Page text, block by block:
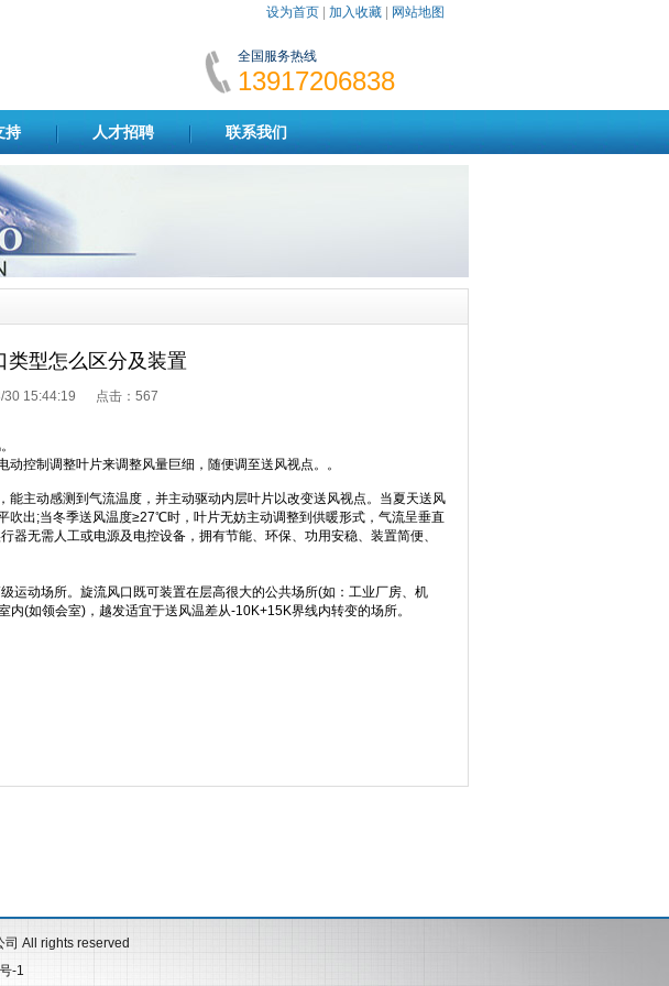
设为首页| 加入收藏| 网站地图
全国服务热线
13917206838
持 人才招聘 联系我们
类型怎么区分及装置
30 15:44:19 点击： 567
制调整叶片来调整风量巨细，随便调至送风视点。。
主动感测到气流温度，并主动驱动内层叶片以改变送风视点。当夏天送风
出;当冬季送风温度≥27℃时，叶片无妨主动调整到供暖形式，气流呈垂直
器无需人工或电源及电控设备，拥有节能、环保、功用安稳、装置简便、
动场所。旋流风口既可装置在层高很大的公共场所(如：工业厂房、机
(如领会室)，越发适宜于送风温差从-10K+15K界线内转变的场所。
All rights reserved
-1